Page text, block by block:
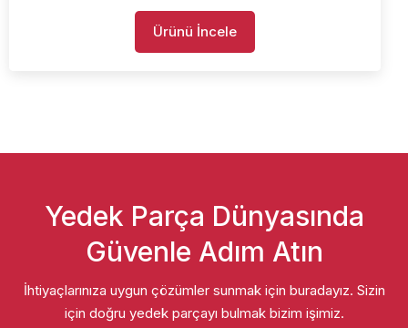
Ürünü İncele
Yedek Parça Dünyasında
Güvenle Adım Atın
İhtiyaçlarınıza uygun çözümler sunmak için buradayız. Sizin
için doğru yedek parçayı bulmak bizim işimiz.